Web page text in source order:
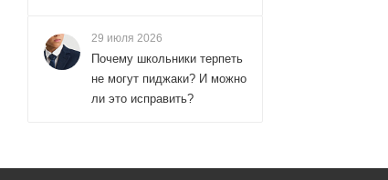
29 июля 2026
Почему школьники терпеть
не могут пиджаки? И можно
ли это исправить?